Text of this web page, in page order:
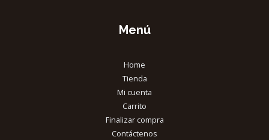
Menú
Home
Tienda
Mi cuenta
Carrito
Finalizar compra
Contáctenos